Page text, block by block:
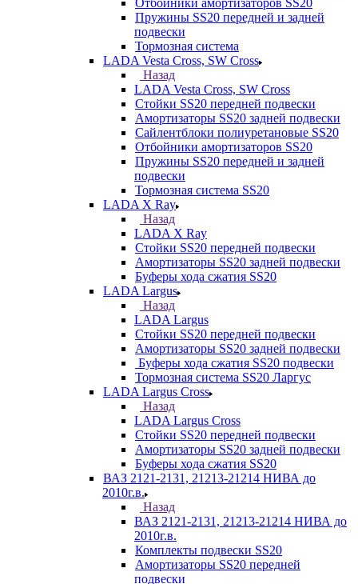
Отбойники амортизаторов SS20
Пружины SS20 передней и задней
подвески
Тормозная система
LADA Vesta Cross, SW Cross
Назад
LADA Vesta Cross, SW Cross
Стойки SS20 передней подвески
Амортизаторы SS20 задней подвески
Сайлентблоки полиуретановые SS20
Отбойники амортизаторов SS20
Пружины SS20 передней и задней
подвески
Тормозная система SS20
LADA X Ray
Назад
LADA X Ray
Стойки SS20 передней подвески
Амортизаторы SS20 задней подвески
Буферы хода сжатия SS20
LADA Largus
Назад
LADA Largus
Стойки SS20 передней подвески
Амортизаторы SS20 задней подвески
Буферы хода сжатия SS20 подвески
Тормозная система SS20 Ларгус
LADA Largus Cross
Назад
LADA Largus Cross
Стойки SS20 передней подвески
Амортизаторы SS20 задней подвески
Буферы хода сжатия SS20
ВАЗ 2121-2131, 21213-21214 НИВА до
2010г.в.
Назад
ВАЗ 2121-2131, 21213-21214 НИВА до
2010г.в.
Комплекты подвески SS20
Амортизаторы SS20 передней
подвески